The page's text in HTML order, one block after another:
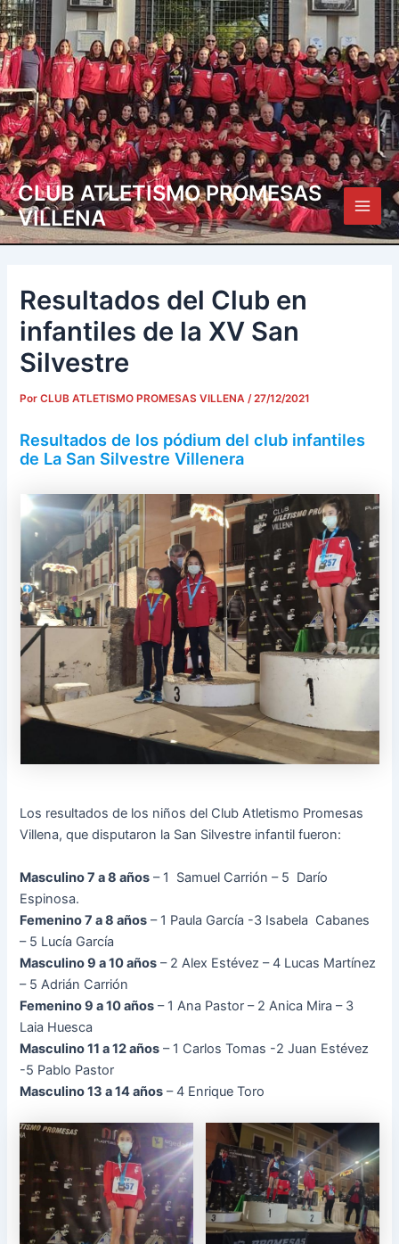
Ir
al
contenido
CLUB ATLETISMO PROMESAS
VILLENA
Main
Resultados del Club en
infantiles de la XV San
Silvestre
PorCLUB ATLETISMO PROMESAS VILLENA/27/12/2021
Resultados de los pódium del club infantiles
de La San Silvestre Villenera
Los resultados de los niños del Club Atletismo Promesas
Villena, que disputaron la San Silvestre infantil fueron:
Masculino 7 a 8 años – 1 Samuel Carrión – 5 Darío
Espinosa.
Femenino 7 a 8 años – 1 Paula García -3 Isabela Cabanes
– 5 Lucía García
Masculino 9 a 10 años – 2 Alex Estévez – 4 Lucas Martínez
– 5 Adrián Carrión
Femenino 9 a 10 años – 1 Ana Pastor – 2 Anica Mira – 3
Laia Huesca
Masculino 11 a 12 años – 1 Carlos Tomas -2 Juan Estévez
-5 Pablo Pastor
Masculino 13 a 14 años – 4 Enrique Toro
Navegación
de
entradas